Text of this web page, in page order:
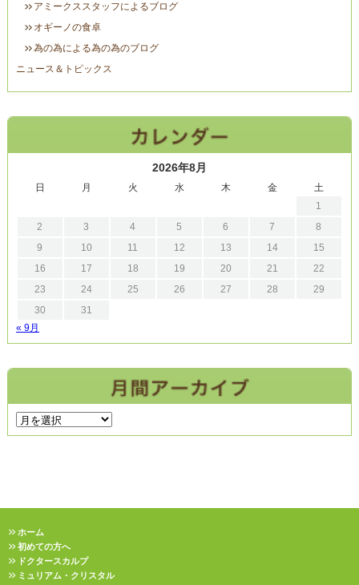
アミークススタッフによるブログ
オギーノの食卓
為の為による為の為のブログ
ニュース＆トピックス
2026年8月
日 月 火 水 木 金
土
1
2
3 4 5 6 7
8
9
10 11 12 13 14
15
16
17 18 19 20 21
22
23
24 25 26 27 28
29
30
31
« 9月
ホーム
初めての方へ
ドクタースカルプ
ミュリアム・クリスタル